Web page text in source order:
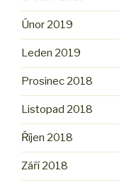
Únor 2019
Leden 2019
Prosinec 2018
Listopad 2018
Říjen 2018
Září 2018